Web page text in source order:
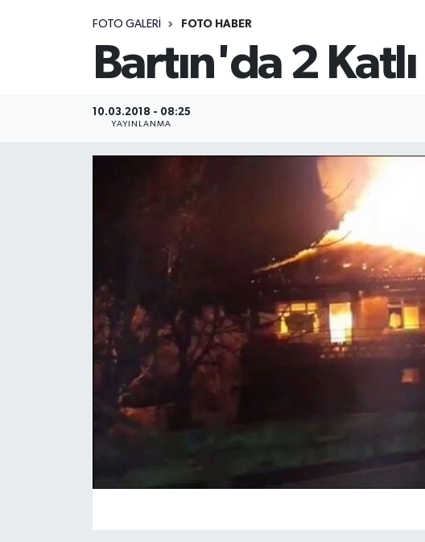
FOTO GALERI FOTO HABER
Bartın'da 2
10.03.2018 - 08:25
YAYINLANMA
Sinema
Yerel Yönetimler